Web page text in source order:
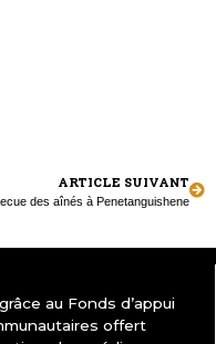
ARTICLE SUIVANT
des aînés à Penetanguishene
au Fonds d’appui
offert